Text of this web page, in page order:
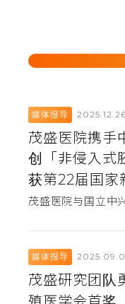
媒体报导 2025.12.26
茂盛医院携手
创「非侵入式
获第22届国家
茂盛医院与国立中
媒体报导
茂盛研究团队